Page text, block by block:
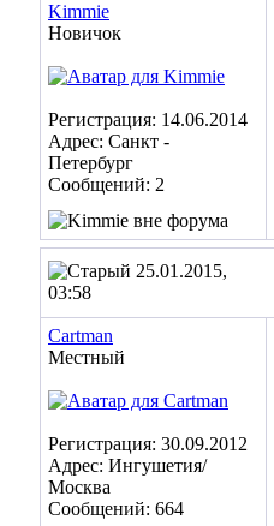
Kimmie
Новичок
Регистрация: 14.06.2014
Адрес: Санкт -
Петербург
Сообщений: 2
25.01.2015,
03:58
Cartman
Местный
Регистрация: 30.09.2012
Адрес: Ингушетия/
Москва
Сообщений: 664